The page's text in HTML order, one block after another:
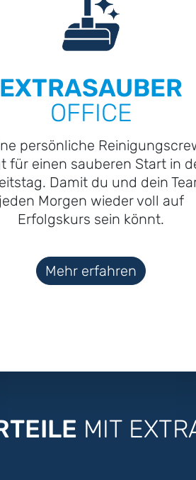
EXTRASAUBER
OFFICE
persönliche
für einen sauberen Start in
Damit du und dein
jeden Morgen wieder voll auf
Erfolgskurs sein könnt.
Mehr erfahren
MIT